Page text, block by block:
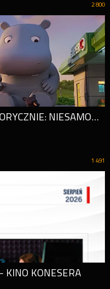
2 800
SEANS PRZYJAZNY SENSORYCZNIE: NIESAMOWITA HISTORIA MUMBO JUMBO
1 491
KINO KONESERA